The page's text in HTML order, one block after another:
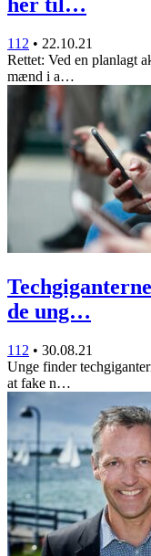
112 • 22.10.21
Rettet: Ved en planlagt
mænd i a…
de ung…
112 • 30.08.21
Unge finder
at fake n…